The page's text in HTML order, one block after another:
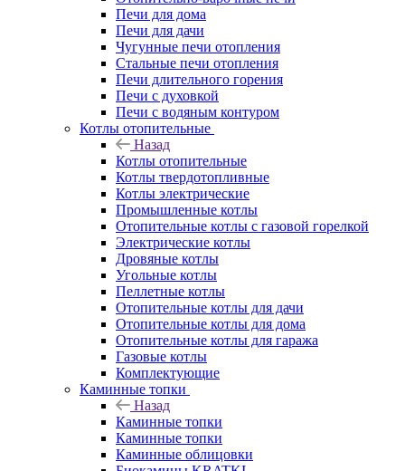
Печи для дома
Печи для дачи
Чугунные печи отопления
Стальные печи отопления
Печи длительного горения
Печи с духовкой
Печи с водяным контуром
Котлы отопительные
Назад
Котлы отопительные
Котлы твердотопливные
Котлы электрические
Промышленные котлы
Отопительные котлы с газовой горелкой
Электрические котлы
Дровяные котлы
Угольные котлы
Пеллетные котлы
Отопительные котлы для дачи
Отопительные котлы для дома
Отопительные котлы для гаража
Газовые котлы
Комплектующие
Каминные топки
Назад
Каминные топки
Каминные топки
Каминные облицовки